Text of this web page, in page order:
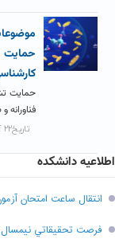
حمایت
حمایت
تاریخ۲۲ آبان ۱۴۰۳
اطلاعیه دانشکده
انتقال ساعت امتحان
فرصت تحقيقاتي نیمسال دوم